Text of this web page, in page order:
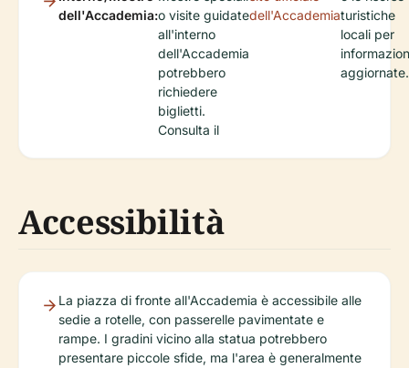
dell'Accademia:o visite guidate
all'interno
dell'Accademia
potrebbero
richiedere
biglietti.
Consulta il
dell'Accademiaturistiche
locali per
aggiornate.
Accessibilità
La piazza di fronte all'Accademia è accessibile alle
sedie a rotelle, con passerelle pavimentate e
rampe. I gradini vicino alla statua potrebbero
presentare piccole sfide, ma l'area è generalmente